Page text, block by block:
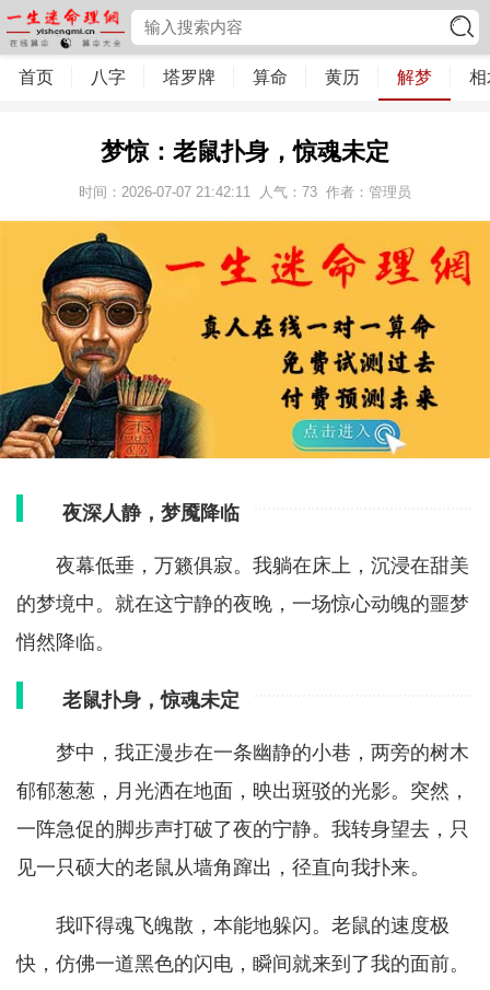
首页 八字 塔罗牌 算命 黄历 解梦 相
梦惊：老鼠扑身，惊魂未定
时间：2026-07-07 21:42:11 人气： 73 作者：管理员
夜深人静，梦魇降临
夜幕低垂，万籁俱寂。我躺在床上，沉浸在甜美
的梦境中。就在这宁静的夜晚，一场惊心动魄的噩梦
悄然降临。
老鼠扑身，惊魂未定
梦中，我正漫步在一条幽静的小巷，两旁的树木
郁郁葱葱，月光洒在地面，映出斑驳的光影。突然，
一阵急促的脚步声打破了夜的宁静。我转身望去，只
见一只硕大的老鼠从墙角蹿出，径直向我扑来。
我吓得魂飞魄散，本能地躲闪。老鼠的速度极
快，仿佛一道黑色的闪电，瞬间就来到了我的面前。